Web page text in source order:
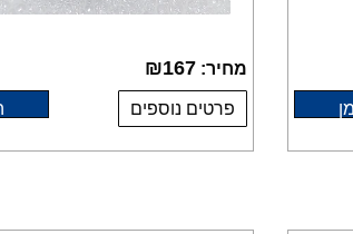
מחיר: ₪167
פרטים נוספים